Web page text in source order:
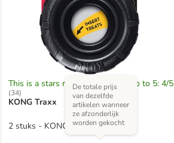
This is a stars rating area from zero to 5: 4/5
(34)
KONG Traxx
2 stuks - KONG Traxx
De totale prijs
van dezelfde
artikelen wanneer
ze afzonderlijk
worden gekocht